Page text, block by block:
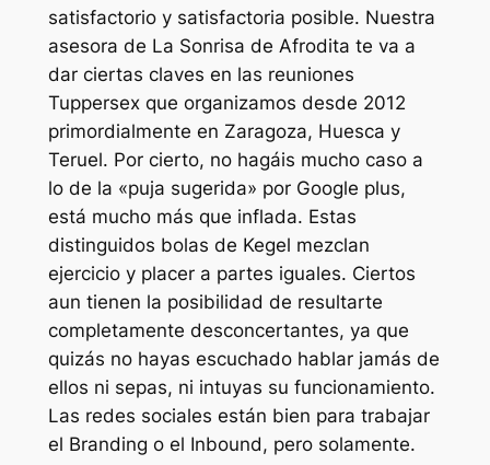
satisfactorio y satisfactoria posible. Nuestra
asesora de La Sonrisa de Afrodita te va a
dar ciertas claves en las reuniones
Tuppersex que organizamos desde 2012
primordialmente en Zaragoza, Huesca y
Teruel. Por cierto, no hagáis mucho caso a
lo de la «puja sugerida» por Google plus,
está mucho más que inflada. Estas
distinguidos bolas de Kegel mezclan
ejercicio y placer a partes iguales. Ciertos
aun tienen la posibilidad de resultarte
completamente desconcertantes, ya que
quizás no hayas escuchado hablar jamás de
ellos ni sepas, ni intuyas su funcionamiento.
Las redes sociales están bien para trabajar
el Branding o el Inbound, pero solamente.